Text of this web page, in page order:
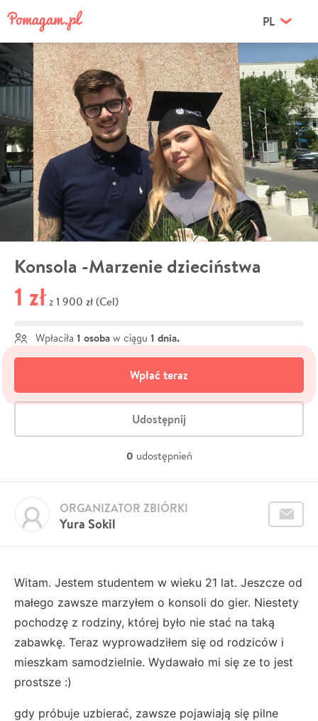
PL
Konsola -Marzenie dzieciństwa
1 zł z 1 900 zł (Cel)
Wpłaciła 1 osoba w ciągu 1 dnia.
Wpłać teraz
Udostępnij
0 udostępnień
Yura Sokil
ORGANIZATOR ZBIÓRKI
Witam. Jestem studentem w wieku 21 lat. Jeszcze od
małego zawsze marzyłem o konsoli do gier. Niestety
pochodzę z rodziny, której było nie stać na taką
zabawkę. Teraz wyprowadziłem się od rodziców i
mieszkam samodzielnie. Wydawało mi się ze to jest
prostsze :)
gdy próbuje uzbierać, zawsze pojawiają się pilne